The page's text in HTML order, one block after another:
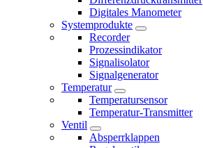
Digitales Manometer
Systemprodukte
Recorder
Prozessindikator
Signalisolator
Signalgenerator
Temperatur
Temperatursensor
Temperatur-Transmitter
Ventil
Absperrklappen